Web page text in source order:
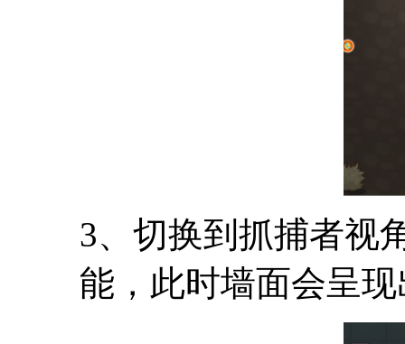
3、切换到抓捕者视
能，此时墙面会呈